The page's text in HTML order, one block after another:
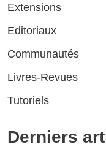
Extensions
Editoriaux
Communautés
Livres-Revues
Tutoriels
Derniers